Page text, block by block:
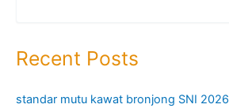
Recent Posts
standar mutu kawat bronjong SNI 2026